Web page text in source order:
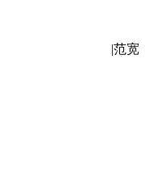
|范宽